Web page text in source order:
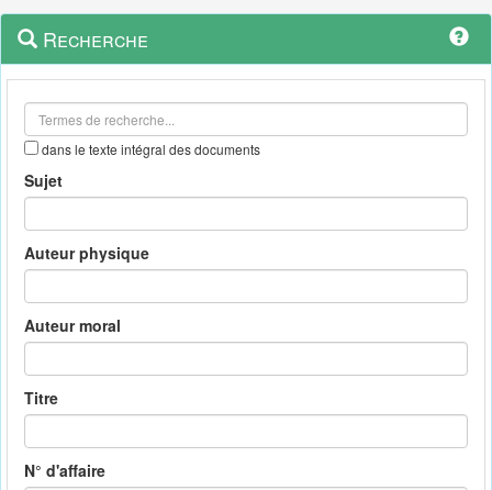
Navigation
outils
Menu
contextuel
Recherche
dans le texte intégral des documents
Sujet
Auteur physique
Auteur moral
Titre
N° d'affaire